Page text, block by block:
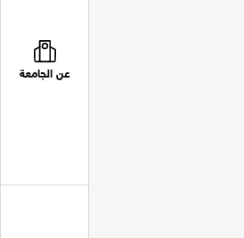
عن الجامعة